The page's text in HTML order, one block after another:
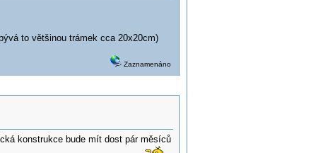
to většinou trámek cca 20x20cm)
Zaznamenáno
konstrukce bude mít dost pár měsíců